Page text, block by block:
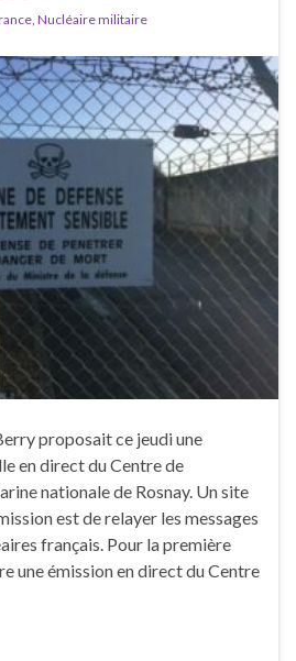
, Nucléaire militaire
proposait ce jeudi une
en direct du Centre de
nationale de Rosnay. Un site
est de relayer les messages
français. Pour la première
une émission en direct du Centre